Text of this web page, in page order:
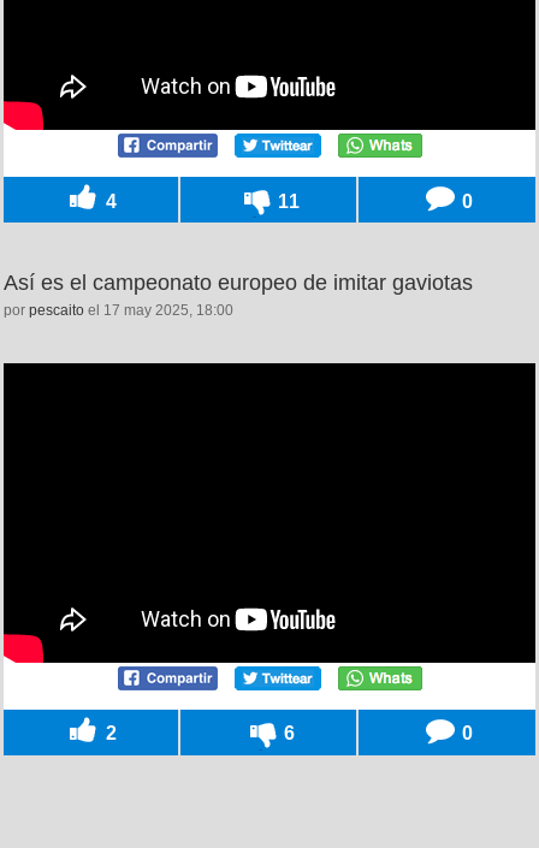
4 11 0
Así es el campeonato europeo de imitar gaviotas
por pescaito el 17 may 2025, 18:00
2 6 0